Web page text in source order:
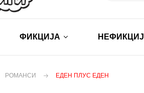
ФИКЦИЈА
РОМАНСИ ЕДЕН ПЛУС ЕДЕН